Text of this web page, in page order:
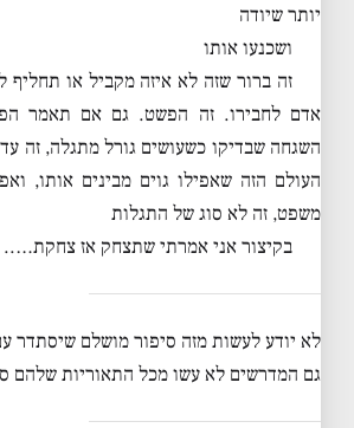
יותר שיודה
ושכנעו אותו
זה ברור שזה לא איזה מקביל או תחליף
אדם לחבירו. זה הפשט. גם אם תאמר
השגחה שבדיקו כשעושים גורל מתגלה, זה
העולם הזה שאפילו גוים מבינים אותו,
משפט, זה לא סוג של התגלות
בקיצור אני אמרתי שתצחק אז צחקת…..
לא יודע לעשות מזה סיפור מושלם שיסתדר
גם המדרשים לא עשו מכל התאוריות שלהם